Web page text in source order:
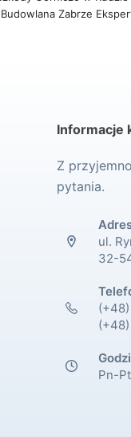
Zabrze
Informacje
Z
pytania.
ul.
32-
Pn-